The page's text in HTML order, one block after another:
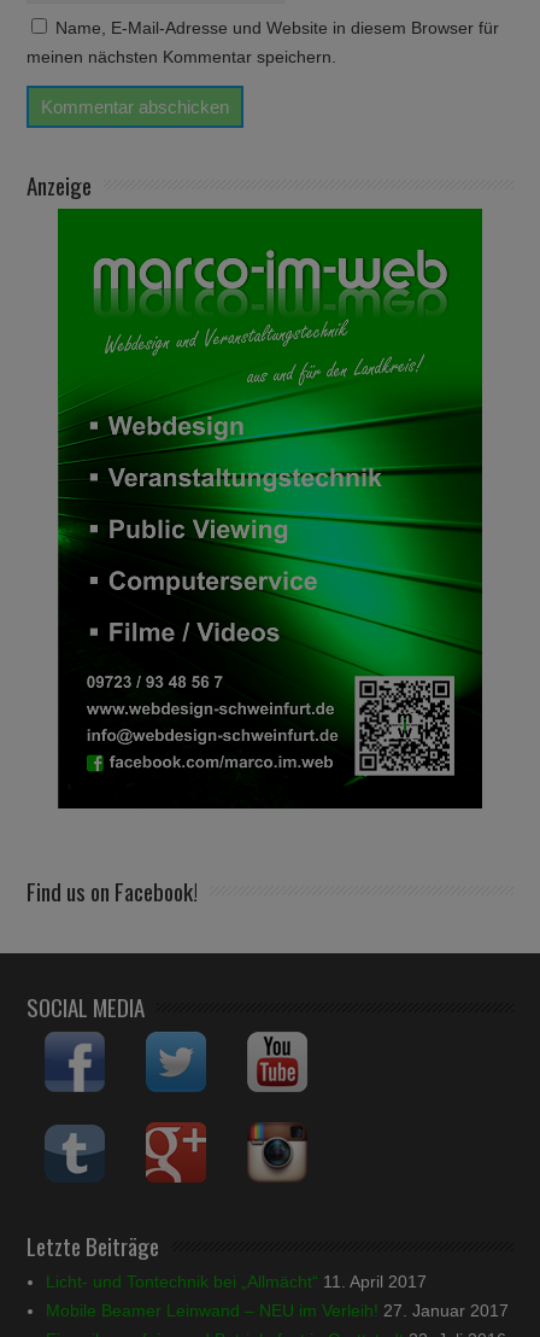
Name, E-Mail-Adresse und Website in diesem Browser für
meinen nächsten Kommentar speichern.
Anzeige
Find us on Facebook!
SOCIAL MEDIA
Letzte Beiträge
Licht- und Tontechnik bei „Allmächt“ 11. April 2017
Mobile Beamer Leinwand – NEU im Verleih! 27. Januar 2017